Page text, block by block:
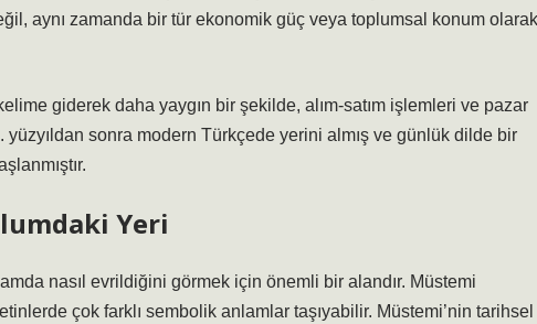
aynı zamanda bir tür ekonomik güç veya toplumsal konum olarak
giderek daha yaygın bir şekilde, alım-satım işlemleri ve pazar
yüzyıldan sonra modern Türkçede yerini almış ve günlük dilde bir
Yeri
nasıl evrildiğini görmek için önemli bir alandır. Müstemi
çok farklı sembolik anlamlar taşıyabilir. Müstemi’nin tarihsel